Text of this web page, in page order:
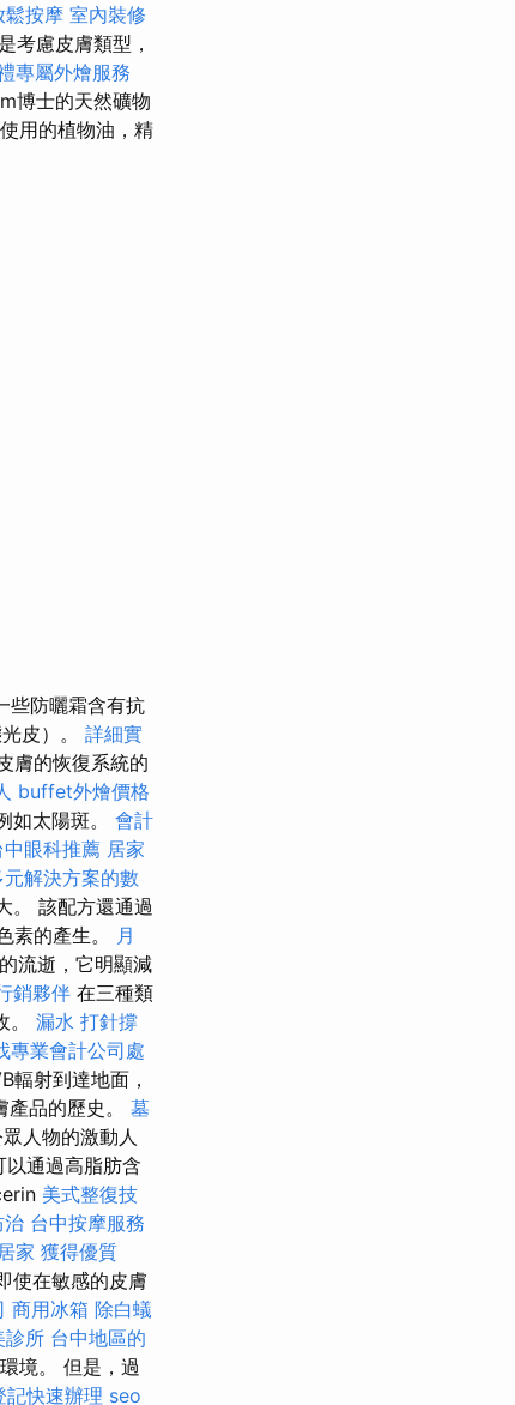
鬆按摩 室內裝修
考慮皮膚類型，
專屬外燴服務
博士的天然礦物
用的植物油，精
些防曬霜含有抗
皮）。 詳細實
膚的恢復系統的
buffet外燴價格
如太陽斑。 會計
中眼科推薦 居家
解決方案的數
。 該配方還通過
素的產生。
月
流逝，它明顯減
銷夥伴 在三種類
。 漏水 打針撐
專業會計公司處
輻射到達地面，
品的歷史。 墓
人物的激動人
通過高脂肪含
美式整復技
治 台中按摩服務
居家 獲得優質
使在敏感的皮膚
商用冰箱 除白蟻
診所 台中地區的
境。 但是，過
記快速辦理 seo